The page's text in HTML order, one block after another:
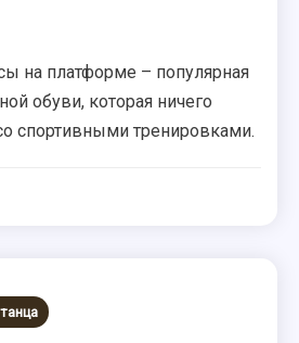
на платформе – популярная
обуви, которая ничего
спортивными тренировками.